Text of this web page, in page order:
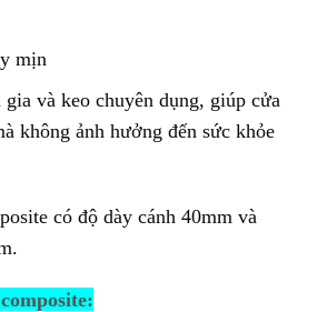
mịn
và keo chuyên dụng, giúp cửa
không ảnh hưởng đến sức khỏe
có độ dày cánh 40mm và